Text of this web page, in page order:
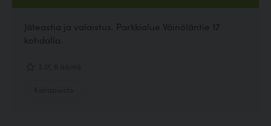
Jäteastia ja valaistus. Parkkialue Väinöläntie 17
kohdalla.